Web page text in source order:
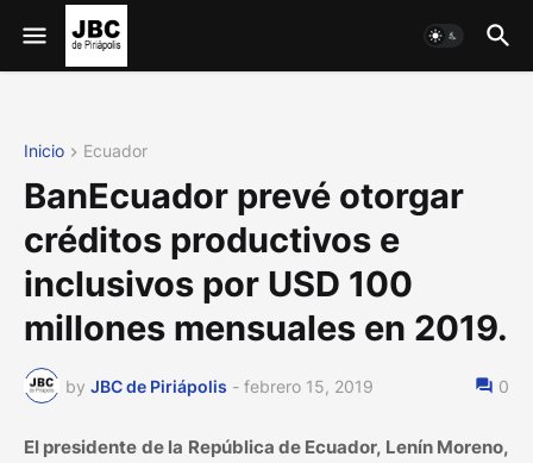
Inicio Ecuador
BanEcuador prevé otorgar
créditos productivos e
inclusivos por USD 100
millones mensuales en 2019.
by JBC de Piriápolis - febrero 15, 2019 0
El presidente de la República de Ecuador, Lenín Moreno,